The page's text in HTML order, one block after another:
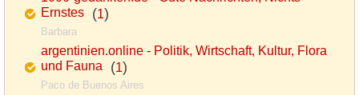
Ernstes (1)
Barbara
argentinien.online - Politik, Wirtschaft, Kultur, Flora
und Fauna (1)
Paco de Buenos Aires